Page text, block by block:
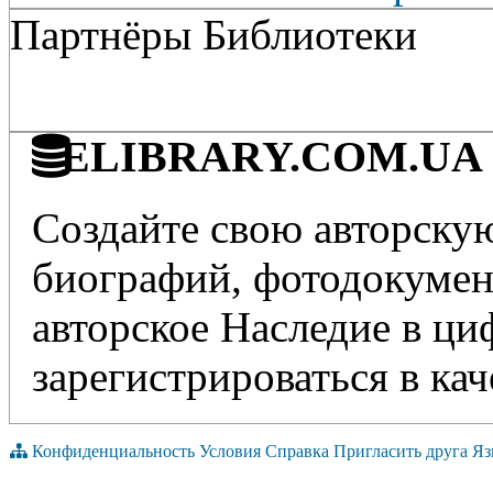
Партнёры Библиотеки
ELIBRARY.COM.UA
Создайте свою
биографий,
авторское Наследие в
зарегистрироваться в
Конфиденциальность Условия Справка Пригласить друга